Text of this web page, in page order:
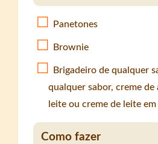
Panetones
Brownie
Brigadeiro de qualquer
qualquer sabor, creme de
leite ou creme de leite em
Como fazer